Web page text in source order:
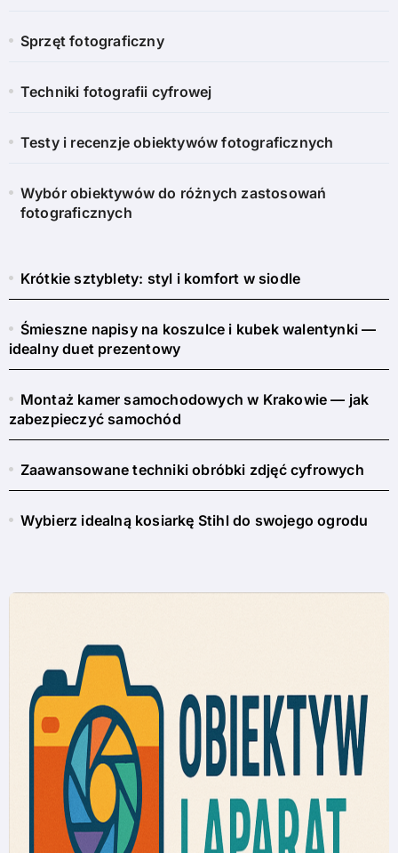
Sprzęt fotograficzny
Techniki fotografii cyfrowej
Testy i recenzje obiektywów fotograficznych
Wybór obiektywów do różnych zastosowań
fotograficznych
Krótkie sztyblety: styl i komfort w siodle
Śmieszne napisy na koszulce i kubek walentynki —
idealny duet prezentowy
Montaż kamer samochodowych w Krakowie — jak
zabezpieczyć samochód
Zaawansowane techniki obróbki zdjęć cyfrowych
Wybierz idealną kosiarkę Stihl do swojego ogrodu